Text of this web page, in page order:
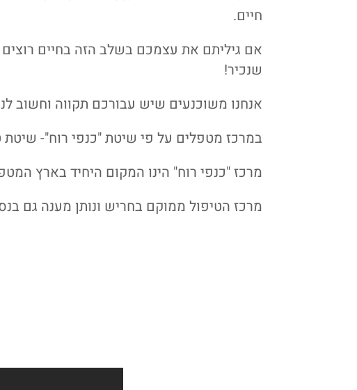
חיים.
אם גיליתם את עצמכם בשלב הזה בחיים
שנכיר!
אנחנו משוכנעים שיש עבורכם תקווה וחשוב
במרכז מטפלים על פי שיטת "כנפי רוח"- שיטת
מרכז "כנפי רוח" הינו המקום היחיד בארץ
מרכז הטיפול ממוקם בחריש ונותן מענה גם